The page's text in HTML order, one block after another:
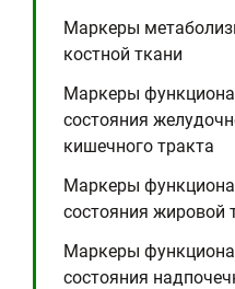
Маркеры
костной ткани
Маркеры
состояния
кишечного тракта
Маркеры
состояния жировой
Маркеры
состояния